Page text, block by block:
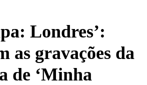
Londres’:
as gravações da
de ‘Minha